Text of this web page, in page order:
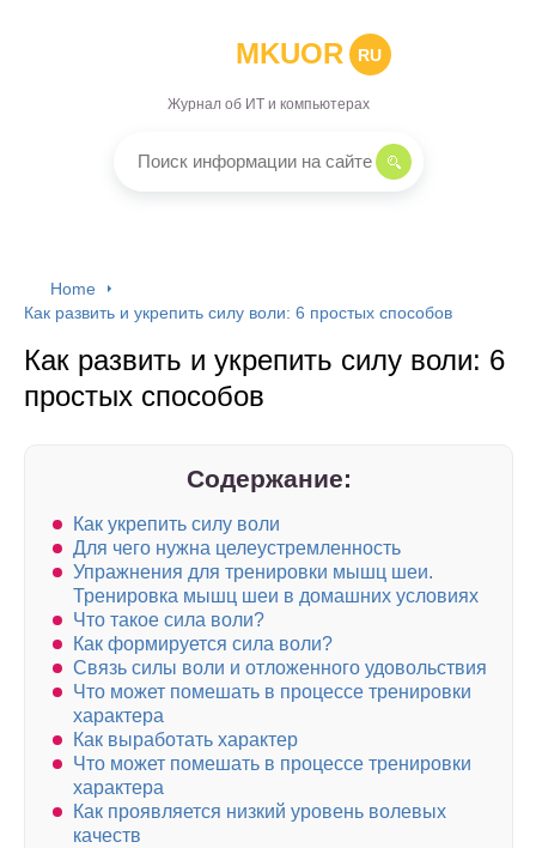
MKUOR RU
Журнал об ИТ и компьютерах
Home
Как развить и укрепить силу воли: 6 простых способов
Как развить и укрепить силу воли: 6
простых способов
Содержание:
Как укрепить силу воли
Для чего нужна целеустремленность
Упражнения для тренировки мышц шеи.
Тренировка мышц шеи в домашних условиях
Что такое сила воли?
Как формируется сила воли?
Связь силы воли и отложенного удовольствия
Что может помешать в процессе тренировки
характера
Как выработать характер
Что может помешать в процессе тренировки
характера
Как проявляется низкий уровень волевых
качеств